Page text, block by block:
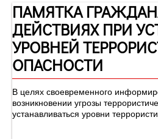
ПАМЯТКА
ДЕЙСТВИЯХ ПРИ
УРОВНЕЙ
ОПАСНОСТИ
В целях своевременного
возникновении угрозы
устанавливаться уровни